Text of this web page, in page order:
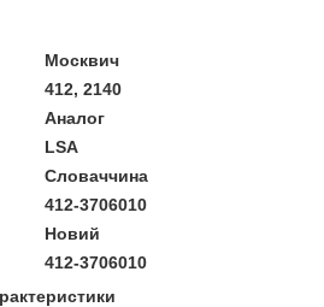
Москвич
412, 2140
Аналог
LSA
Словаччина
412-3706010
Новий
412-3706010